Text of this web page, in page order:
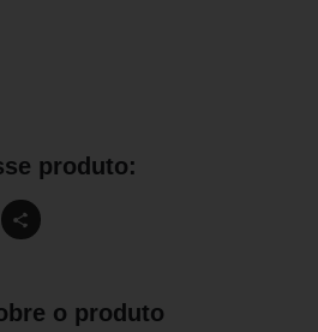
produto:
o produto